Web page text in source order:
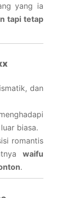
yang ia
tapi tetap
dan
biasa.
romantis
waifu
.